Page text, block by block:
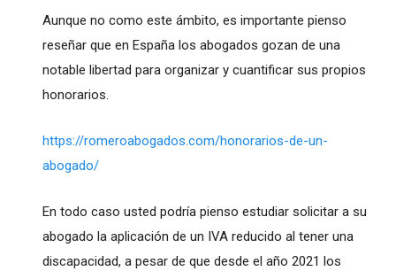
Aunque no como este ámbito, es importante pienso
reseñar que en España los abogados gozan de una
notable libertad para organizar y cuantificar sus propios
honorarios.
https://romeroabogados.com/honorarios-de-un-
abogado/
En todo caso usted podría pienso estudiar solicitar a su
abogado la aplicación de un IVA reducido al tener una
discapacidad, a pesar de que desde el año 2021 los